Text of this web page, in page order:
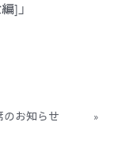
]」
のお知らせ
»